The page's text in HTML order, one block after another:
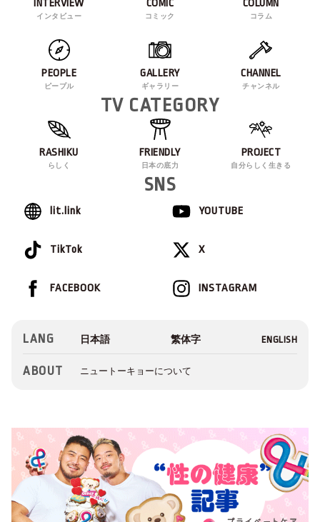
INTERVIEW
インタビュー
COMIC
コミック
COLUMN
コラム
PEOPLE
ピープル
GALLERY
ギャラリー
CHANNEL
チャンネル
TV CATEGORY
RASHIKU
らしく
FRIENDLY
日本の底力
PROJECT
自分らしく生きる
SNS
lit.link YOUTUBE
TikTok X
INSTAGRAM
FACEBOOK
LANG
ABOUT ニュートーキョーについて